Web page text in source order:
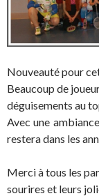
Nouveauté pour
Beaucoup de
déguisements au
Avec une
restera dans les
Merci à tous les
sourires et leurs